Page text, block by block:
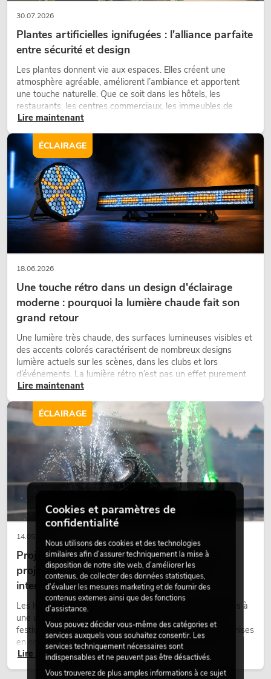
OMNITRONIC XCP-
player
No. 11046022
30.07.2026
Plantes artificielles ignifugées : l'alliance parfaite
entre sécurité et design
Les plantes donnent vie aux espaces. Elles créent une
atmosphère agréable, améliorent l’ambiance et apportent
une touche naturelle. Que ce soit dans les hôtels, les
restaurants, les centres commerciaux, les immeubles de
bureaux ou sur les stands d’exposition, une végétalisation de
d’aménagement modernes.
Lire maintenant
18.06.2026
Une touche rétro dans un design d'éclairage
moderne : pourquoi la lumière chaude fait son
grand retour
Une lumière très chaude, des surfaces lumineuses visibles et
des accents colorés caractérisent de nombreux designs
lumière actuels sur les scènes, dans les clubs et lors
d’événements. La lumière rétro n’est pas un effet purement
nostalgique, mais un outil de conception utilisé de manière
scènes et peut rendre les configurations LED techniques plus
émotionnelles.
Lire maintenant
ÉCLAIRAGE
14.05.2026
Projecteurs à tête mobile d'extérieur : des
projecteurs à tête mobile résistants aux
intempéries pour les événements
Les lyres outdoor sont des projecteurs motorisés destinés à
une utilisation en extérieur. Elles sont utilisées lors de
festivals, de fêtes urbaines, de concerts en plein air, de mises
en scène architecturales et d’installations extérieures
temporaires.
Lire maintenant
ÉCLAIRAGE
Cookies et paramètres de
confidentialité
Nous utilisons des cookies et des technologies
similaires afin d’assurer techniquement la mise à
disposition de notre site web, d’améliorer les
contenus, de collecter des données statistiques,
d’évaluer les mesures marketing et de fournir des
contenus externes ainsi que des fonctions
d’assistance.
Vous pouvez décider vous-même des catégories et
services auxquels vous souhaitez consentir. Les
services techniquement nécessaires sont
indispensables et ne peuvent pas être désactivés.
Vous trouverez de plus amples informations à ce sujet